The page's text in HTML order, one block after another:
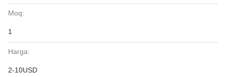
Moq:
1
Harga:
2-10USD